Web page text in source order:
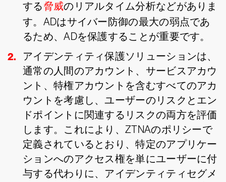
する脅威のリアルタイム分析などがありま
す。ADはサイバー防御の最大の弱点であ
るため、ADを保護することが重要です。
アイデンティティ保護ソリューションは、
通常の人間のアカウント、サービスアカウ
ント、特権アカウントを含むすべてのアカ
ウントを考慮し、ユーザーのリスクとエン
ドポイントに関連するリスクの両方を評価
します。これにより、ZTNAのポリシーで
定義されているとおり、特定のアプリケー
ションへのアクセス権を単にユーザーに付
与する代わりに、アイデンティティセグメ